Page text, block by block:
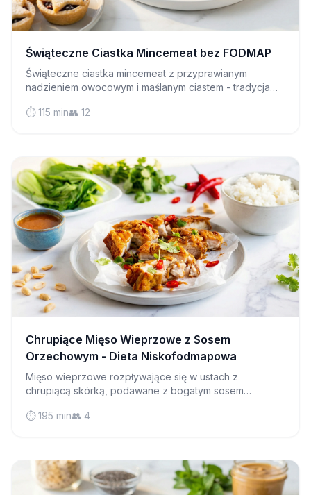
Świąteczne Ciastka Mincemeat bez FODMAP
Świąteczne ciastka mincemeat z przyprawianym
nadzieniem owocowym i maślanym ciastem - tradycja
klasyczny świąteczny smak.
⏱️ 115 min👥 12
Chrupiące Mięso Wieprzowe z Sosem
Orzechowym - Dieta Niskofodmapowa
Mięso wieprzowe rozpływające się w ustach z
chrupiącą skórką, podawane z bogatym sosem
wygoda, przyjazna dla IBS!
⏱️ 195 min👥 4